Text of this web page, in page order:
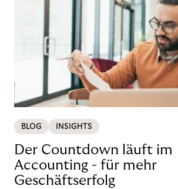
BLOG INSIGHTS
Der Countdown läuft im
Accounting - für mehr
Geschäftserfolg